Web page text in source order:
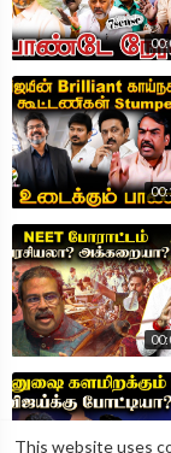
This website uses